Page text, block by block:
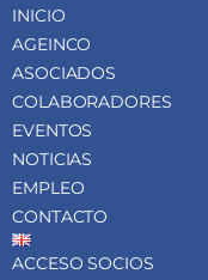
INICIO
AGEINCO
ASOCIADOS
COLABORADORES
EVENTOS
NOTICIAS
EMPLEO
CONTACTO
ACCESO SOCIOS